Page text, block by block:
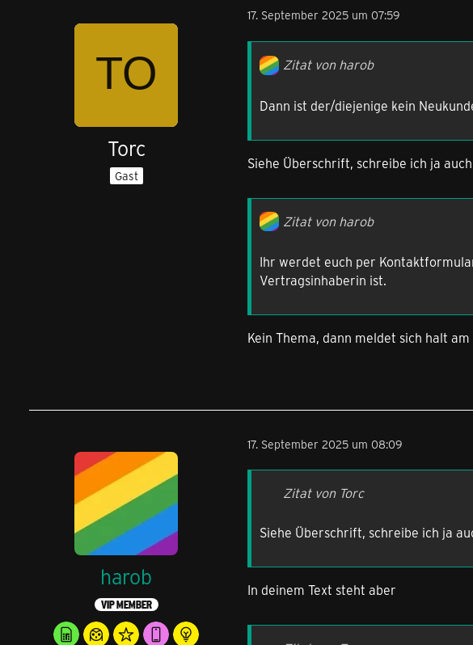
Torc
Gast
17. September 2025 um 07:59
Zitat von harob
Dann ist der/diejenige kein
Siehe Überschrift, schreibe ich ja auch
Zitat von harob
Ihr werdet euch per
Vertragsinhaberin ist.
Kein Thema, dann meldet sich halt
harob
VIP MEMBER
17. September 2025 um 08:09
Zitat von Torc
Siehe Überschrift, schreibe ich ja
In deinem Text steht aber